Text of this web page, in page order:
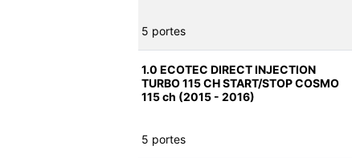
5 portes
1.0 ECOTEC DIRECT INJECTION
TURBO 115 CH START/STOP COSMO
115 ch (2015 - 2016)
5 portes